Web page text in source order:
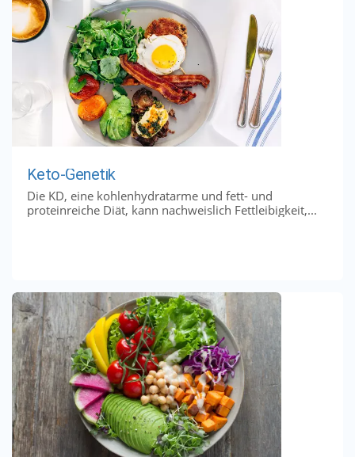
Keto-Genetik
Die KD, eine kohlenhydratarme und fett- und
proteinreiche Diät, kann nachweislich Fettleibigkeit,...